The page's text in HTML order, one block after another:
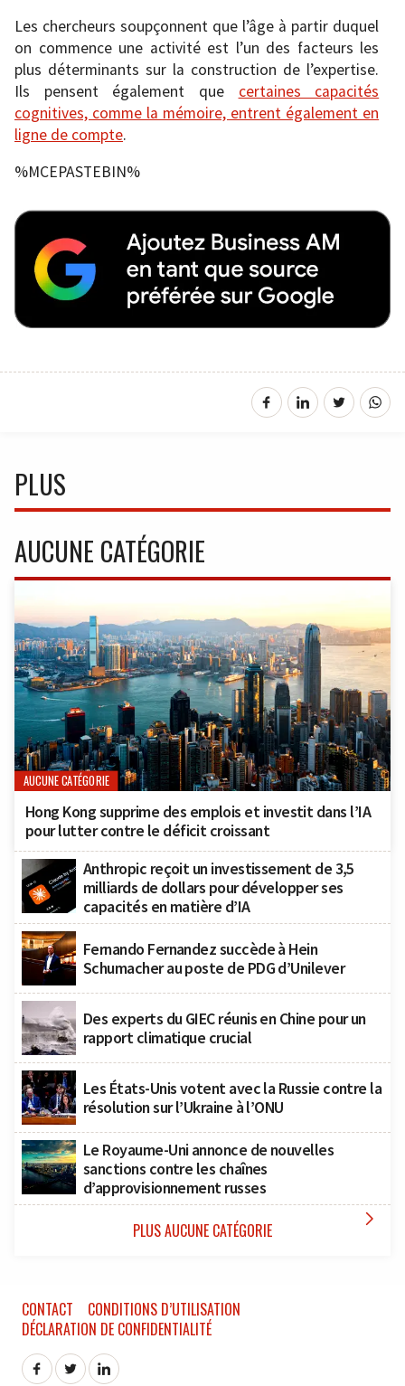
Les chercheurs soupçonnent que l’âge à partir duquel
on commence une activité est l’un des facteurs les
plus déterminants sur la construction de l’expertise.
Ils pensent également que certaines capacités
cognitives, comme la mémoire, entrent également en
ligne de compte.
%MCEPASTEBIN%
PLUS
AUCUNE CATÉGORIE
AUCUNE CATÉGORIE
Hong Kong supprime des emplois et investit dans l’IA
pour lutter contre le déficit croissant
Anthropic reçoit un investissement de 3,5
milliards de dollars pour développer ses
capacités en matière d’IA
Fernando Fernandez succède à Hein
Schumacher au poste de PDG d’Unilever
Des experts du GIEC réunis en Chine pour un
rapport climatique crucial
Les États-Unis votent avec la Russie contre la
résolution sur l’Ukraine à l’ONU
Le Royaume-Uni annonce de nouvelles
sanctions contre les chaînes
d’approvisionnement russes
PLUS AUCUNE CATÉGORIE 
CONTACT
CONDITIONS D’UTILISATION
DÉCLARATION DE CONFIDENTIALITÉ